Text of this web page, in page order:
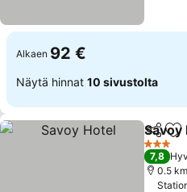
Alkaen 92 €
Näytä hinnat 10 sivustolta
Jaa
Savoy
3
7,8
0.5